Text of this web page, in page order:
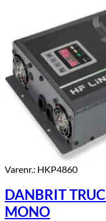
Varenr.: HKP4860
DANBRIT
MONO